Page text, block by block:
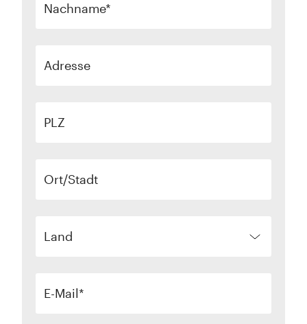
Nachname
Adresse
PLZ
Ort/Stadt
Land
E-Mail